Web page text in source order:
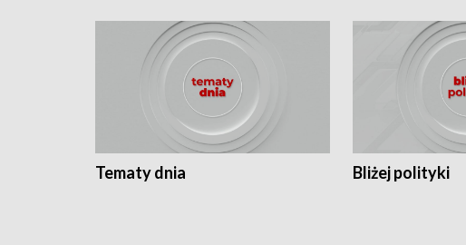
Tematy dnia Bliżej polityki